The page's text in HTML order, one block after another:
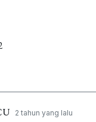
2 tahun yang lalu